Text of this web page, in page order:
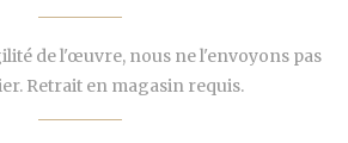
de l'œuvre, nous ne l'envoyons pas
Retrait en magasin requis.